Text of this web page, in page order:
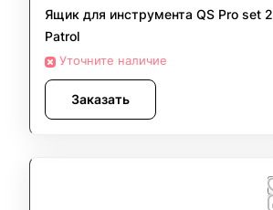
Ящик для инструмента QS Pro set 2
Patrol
Уточните наличие
Заказать